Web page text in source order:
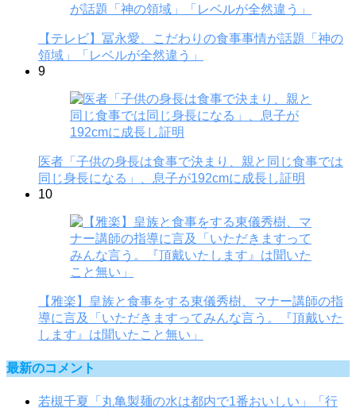
【テレビ】冨永愛、こだわりの食事事情が話題「神の
領域」「レベルが全然違う」
9
医者「子供の身長は食事で決まり、親と同じ食事では
同じ身長になる」、息子が192cmに成長し証明
10
【雅楽】皇族と食事をする東儀秀樹、マナー講師の指
導に言及「いただきますってみんな言う。『頂戴いた
します』は聞いたこと無い」
最新のコメント
若槻千夏「丸亀製麺の水は都内で1番おいしい」「行